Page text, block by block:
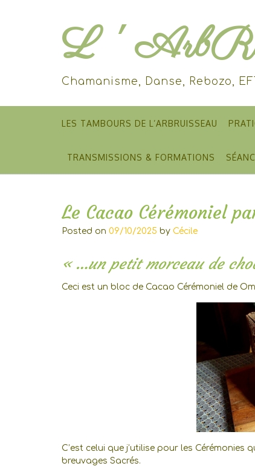
L '
Chamanisme, Danse, Rebozo,
LES TAMBOURS DE L’ARBRUISSEAU
TRANSMISSIONS & FORMATIONS
Le Cacao Cérémoniel
Posted on 09/10/2025 by Cécile
« …un petit morceau de
Ceci est un bloc de Cacao Cérémoniel de
C’est celui que j’utilise pour les
breuvages Sacrés.